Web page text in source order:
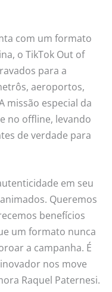
com um formato
o TikTok Out of
para a
aeroportos,
missão especial da
no offline, levando
de verdade para
em seu
Queremos
benefícios
um formato nunca
a campanha. É
nos move
Raquel Paternesi.